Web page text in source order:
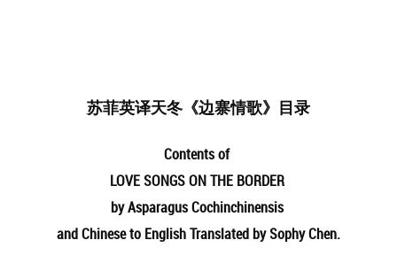
苏菲英译天冬《边寨情歌》目录
Contents of
LOVE SONGS ON THE BORDER
by Asparagus Cochinchinensis
and Chinese to English Translated by Sophy Chen.